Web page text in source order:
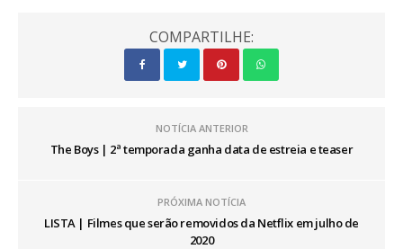
COMPARTILHE:
NOTÍCIA ANTERIOR
The Boys | 2ª temporada ganha data de estreia e teaser
PRÓXIMA NOTÍCIA
LISTA | Filmes que serão removidos da Netflix em julho de
2020